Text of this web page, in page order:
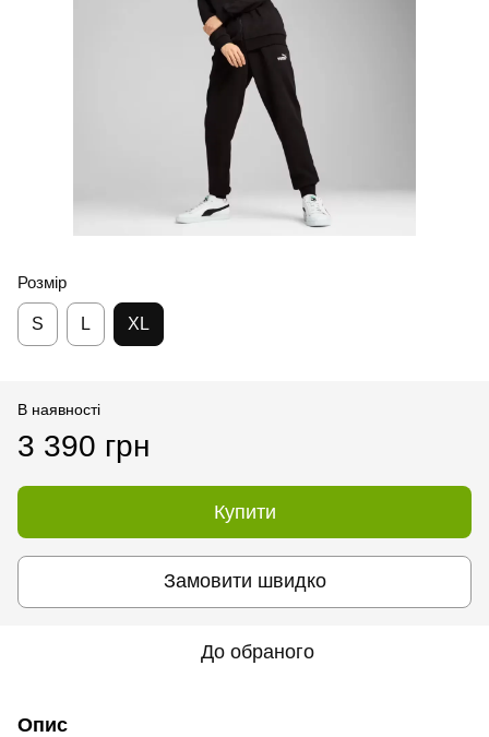
Розмір
S L XL
В наявності
3 390 грн
Купити
Замовити швидко
До обраного
Опис